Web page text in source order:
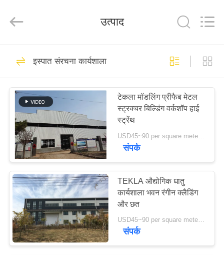
उत्पाद
वीडियो
वीआर
शो
हमारे
बारे
Reserved.
इस्पात संरचना निर्माण
151
इस्पात संरचना कार्यशाला
174
उत्पाद
इस्पात संरचना कार्यशाला
टेकला मॉडलिंग प्रीफैब मेटल
स्ट्रक्चर बिल्डिंग वर्कशॉप हाई
स्ट्रेंथ
USD45~90 per square meter MOQ:1000 वर्ग मीटर
संपर्क
TEKLA औद्योगिक धातु
कार्यशाला भवन रंगीन क्लैडिंग
और छत
USD45~90 per square meter MOQ:1000 वर्ग मीटर
संपर्क